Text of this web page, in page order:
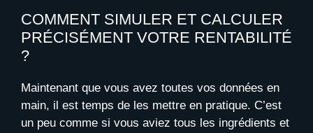
COMMENT SIMULER ET CALCULER
PRÉCISÉMENT VOTRE RENTABILITÉ
?
Maintenant que vous avez toutes vos données en
main, il est temps de les mettre en pratique. C’est
un peu comme si vous aviez tous les ingrédients et